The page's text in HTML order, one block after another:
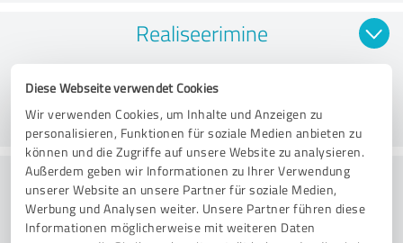
Diese Webseite verwendet Cookies
Wir verwenden Cookies, um Inhalte und Anzeigen zu
personalisieren, Funktionen für soziale Medien anbieten zu
können und die Zugriffe auf unsere Website zu analysieren.
Außerdem geben wir Informationen zu Ihrer Verwendung
unserer Website an unsere Partner für soziale Medien,
Werbung und Analysen weiter. Unsere Partner führen diese
Informationen möglicherweise mit weiteren Daten
Realiseerimine
Konsultatsioon